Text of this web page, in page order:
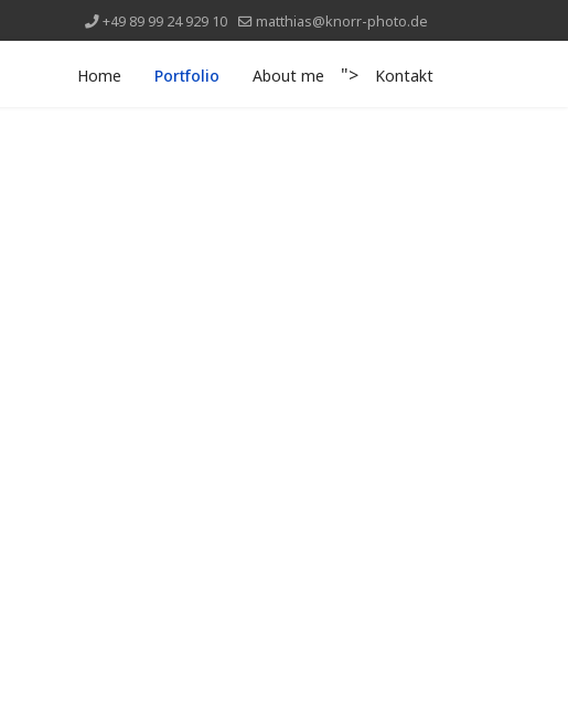
+49 89 99 24 929 10 matthias@knorr-photo.de
Home Portfolio About me "> Kontakt